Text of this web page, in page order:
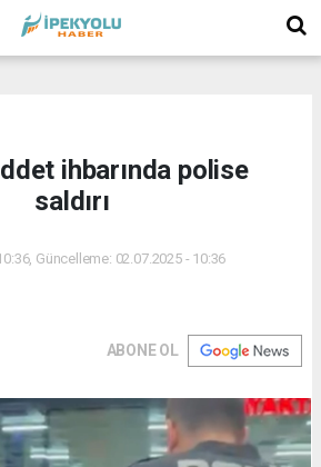
ihbarında polise
saldırı
Güncelleme: 02.07.2025 - 10:36
ABONE OL